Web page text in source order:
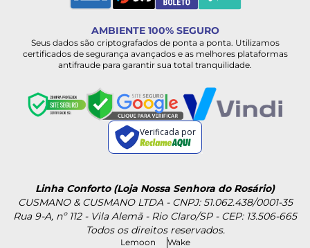
AMBIENTE 100% SEGURO
Seus dados são criptografados de ponta a ponta. Utilizamos
certificados de segurança avançados e as melhores plataformas
antifraude para garantir sua total tranquilidade.
Verificada por
Linha Conforto (Loja Nossa Senhora do Rosário)
CUSMANO & CUSMANO LTDA - CNPJ: 51.062.438/0001-35
Rua 9-A, nº 112 - Vila Alemã - Rio Claro/SP - CEP: 13.506-665
Todos os direitos reservados.
Lemoon Wake